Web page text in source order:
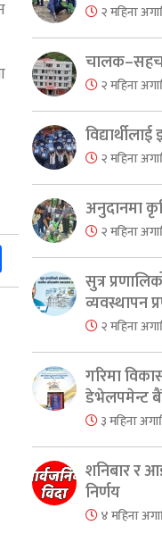
Share
२ महिना
२ महिना
२ महिना
अनुदानमा
२ महिना
सुत्र
व्यवस्थापन
२ महिना
गरिमा
डेभेलपमेन्ट
३ महिना
शनिबार र
निर्णय
४ महिना